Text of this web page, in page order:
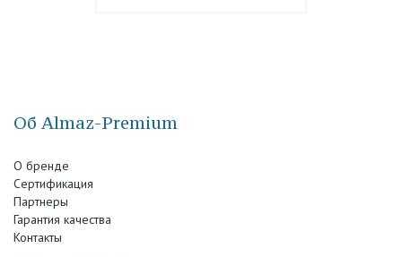
Об Almaz-Premium
О бренде
Сертификация
Партнеры
Гарантия качества
Контакты